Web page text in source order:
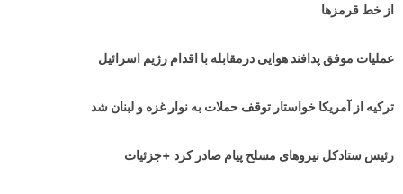
از خط قرمزها
عملیات موفق پدافند هوایی درمقابله با اقدام رژیم اسرائیل
ترکیه از آمریکا خواستار توقف حملات به نوار غزه و لبنان شد
رئیس ستادکل نیروهای مسلح پیام صادر کرد +جزئیات